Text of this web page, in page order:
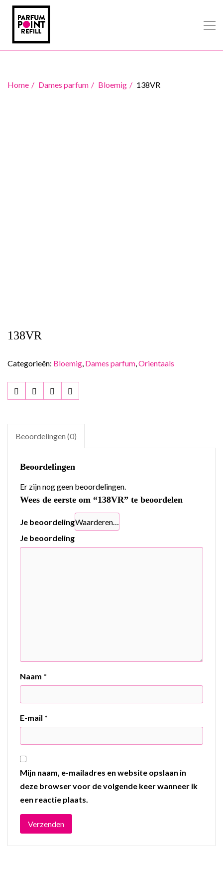
Home Dames parfum Bloemig 138VR
138VR
Categorieën: Bloemig, Dames parfum,Orientaals
Beoordelingen (0)
Beoordelingen
Er zijn nog geen beoordelingen.
Wees de eerste om “138VR” te beoordelen
Je beoordeling
Je beoordeling
Naam *
E-mail *
Mijn naam, e-mailadres en website opslaan in
deze browser voor de volgende keer wanneer ik
een reactie plaats.